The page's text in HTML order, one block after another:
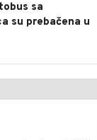
sa
su prebačena u